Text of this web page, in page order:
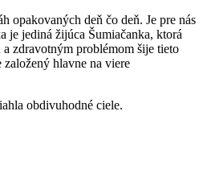
opakovaných deň čo deň. Je pre nás
je jediná žijúca Šumiačanka, ktorá
zdravotným problémom šije tieto
hlavne na viere
obdivuhodné ciele.